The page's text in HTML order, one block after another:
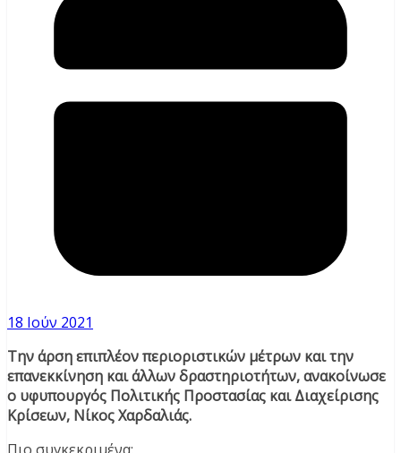
18 Ιούν 2021
Την άρση επιπλέον περιοριστικών μέτρων και την
επανεκκίνηση και άλλων δραστηριοτήτων, ανακοίνωσε
ο υφυπουργός Πολιτικής Προστασίας και Διαχείρισης
Κρίσεων, Νίκος Χαρδαλιάς.